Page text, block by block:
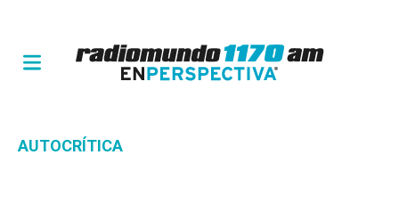
AUTOCRÍTICA